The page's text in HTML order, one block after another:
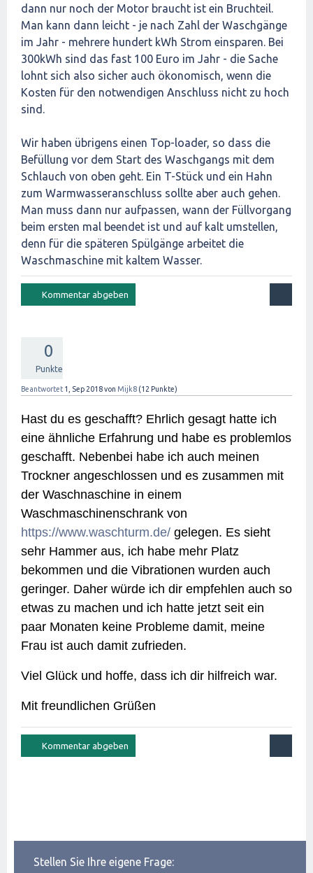
dann nur noch der Motor braucht ist ein Bruchteil.
Man kann dann leicht - je nach Zahl der Waschgänge
im Jahr - mehrere hundert kWh Strom einsparen. Bei
300kWh sind das fast 100 Euro im Jahr - die Sache
lohnt sich also sicher auch ökonomisch, wenn die
Kosten für den notwendigen Anschluss nicht zu hoch
sind.
Wir haben übrigens einen Top-loader, so dass die
Befüllung vor dem Start des Waschgangs mit dem
Schlauch von oben geht. Ein T-Stück und ein Hahn
zum Warmwasseranschluss sollte aber auch gehen.
Man muss dann nur aufpassen, wann der Füllvorgang
beim ersten mal beendet ist und auf kalt umstellen,
denn für die späteren Spülgänge arbeitet die
Waschmaschine mit kaltem Wasser.
0
Punkte
Beantwortet 1, Sep 2018von Mijk8 (12 Punkte)
Hast du es geschafft? Ehrlich gesagt hatte ich
eine ähnliche Erfahrung und habe es problemlos
geschafft. Nebenbei habe ich auch meinen
Trockner angeschlossen und es zusammen mit
der Waschnaschine in einem
Waschmaschinenschrank von
https://www.waschturm.de/ gelegen. Es sieht
sehr Hammer aus, ich habe mehr Platz
bekommen und die Vibrationen wurden auch
geringer. Daher würde ich dir empfehlen auch so
etwas zu machen und ich hatte jetzt seit ein
paar Monaten keine Probleme damit, meine
Frau ist auch damit zufrieden.
Viel Glück und hoffe, dass ich dir hilfreich war.
Mit freundlichen Grüßen
Stellen Sie Ihre eigene Frage: